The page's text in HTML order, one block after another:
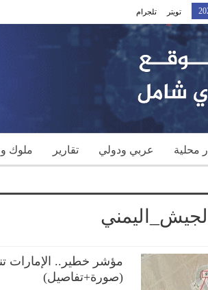
تويتر تلجرام
محلية عربي ودولي تقارير ملوك
مؤشر خطير.. الإمارات
(صورة+تفاصيل)